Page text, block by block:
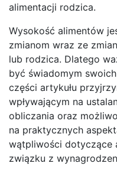
alimentacji rodzica.
Wysokość alimentów
zmianom wraz ze
lub rodzica. Dlatego
być świadomym
części artykułu
wpływającym na
obliczania oraz
na praktycznych
wątpliwości dotyczące
związku z